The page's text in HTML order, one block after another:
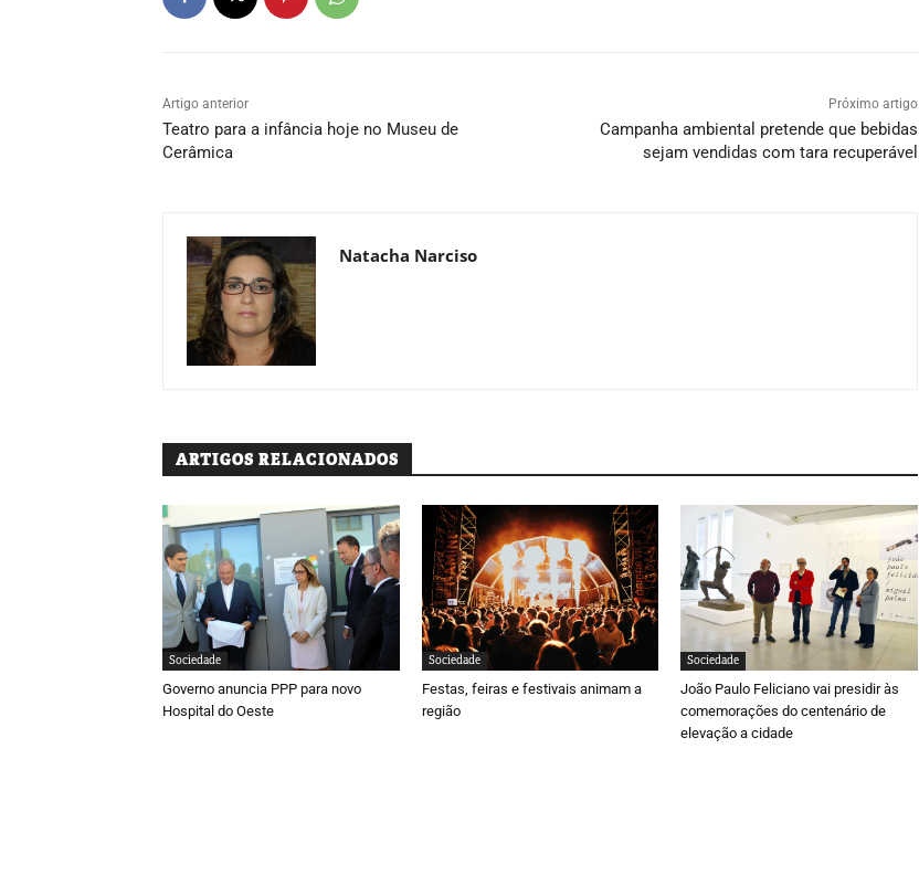
Artigo anterior
Teatro para a infância hoje no Museu de
Cerâmica
Próximo artigo
Campanha ambiental pretende que bebidas
sejam vendidas com tara recuperável
Natacha Narciso
ARTIGOS RELACIONADOS
Sociedade
Governo anuncia PPP para novo
Hospital do Oeste
Sociedade
Festas, feiras e festivais animam a
região
Sociedade
João Paulo Feliciano vai presidir às
comemorações do centenário de
elevação a cidade